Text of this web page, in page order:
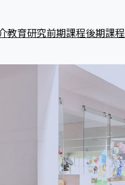
教育研究前期課程後期課程